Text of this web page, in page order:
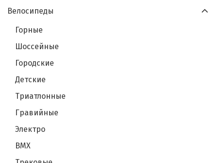
Велосипеды
Горные
Шоссейные
Городские
Детские
Триатлонные
Гравийные
Электро
BMX